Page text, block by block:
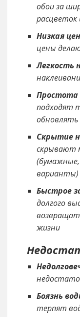
обои за
расцветок
Низкая
цены
Легкость
Простота
подходят
Скрытие
скрывают
варианты)
Быстрое
долгого
жизни
Боязнь
терпят